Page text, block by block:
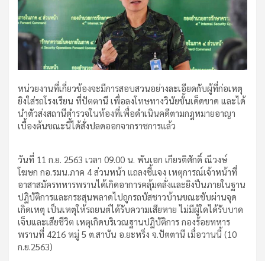
หน่วยงานที่เกี่ยวข้องจะมีการสอบสวนอย่างละเอียดกับผู้ที่ก่อเหตุ
ยิงใส่รถโรงเรียน ที่ปัตตานี เพื่อลงโทษทางวินัยขั้นเด็ดขาด และได้
นำตัวส่งสถานีตำรวจในท้องที่เพื่อดำเนินคดีตามกฎหมายอาญา
เบื้องต้นขณะนี้ได้สั่งปลดออกจากราชการแล้ว
วันที่ 11 ก.ย. 2563 เวลา 09.00 น. พันเอก เกียรติศักดิ์ ณีวงษ์
โฆษก กอ.รมน.ภาค 4 ส่วนหน้า แถลงชี้แจง เหตุการณ์เจ้าหน้าที่
อาสาสมัครทหารพรานได้เกิดอาการคลุ้มคลั่งและยิงปืนภายในฐาน
ปฏิบัติการและกระสุนพลาดไปถูกรถบัสชาวบ้านขณะขับผ่านจุด
เกิดเหตุ เป็นเหตุให้รถยนต์ได้รับความเสียหาย ไม่มีผู้ใดได้รับบาด
เจ็บและเสียชีวิต เหตุเกิดบริเวณฐานปฏิบัติการ กองร้อยทหาร
พรานที่ 4216 หมู่ 5 ต.สาบัน อ.ยะหริ่ง จ.ปัตตานี เมื่อวานนี้ (10
ก.ย.2563)